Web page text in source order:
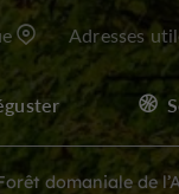
Adresses
domaniale de